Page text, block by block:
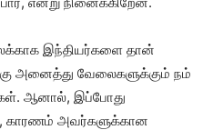
இந்தியர்களை தான்
அனைத்து வேலைகளுக்கும் நம்
ஆனால், இப்போது
காரணம் அவர்களுக்கான